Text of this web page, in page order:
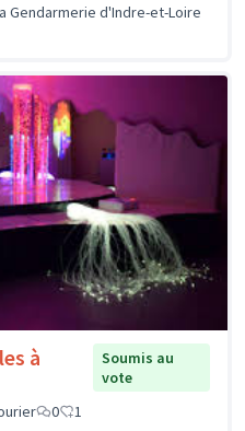
Gendarmerie d'Indre-et-Loire
à
Soumis au
vote
0 1